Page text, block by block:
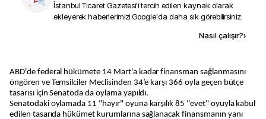
İstanbul Ticaret Gazetesi'i tercih edilen kaynak olarak
ekleyerek haberlerimizi Google'da daha sık görebilirsiniz.
Nasıl çalışır?›
ABD'de federal hükümete 14 Mart'a kadar finansman sağlanmasını
öngören ve Temsilciler Meclisinden 34’e karşı 366 oyla geçen bütçe
tasarısı için Senatoda da oylama yapıldı.
Senatodaki oylamada 11 "hayır" oyuna karşılık 85 "evet" oyuyla kabul
edilen tasarıda hükümet kurumlarına sağlanacak finansmanın yanı